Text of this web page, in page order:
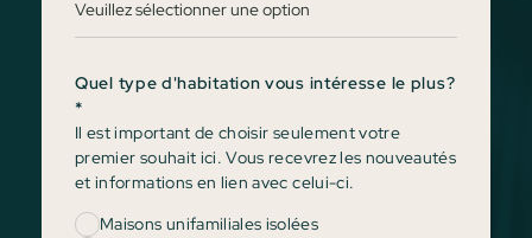
Quel type d'habitation vous intéresse le plus?
*
Il est important de choisir seulement votre
premier souhait ici. Vous recevrez les nouveautés
et informations en lien avec celui-ci.
Maisons unifamiliales isolées